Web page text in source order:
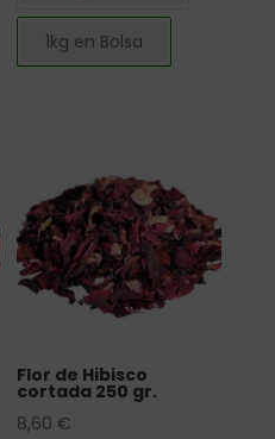
1kg en Bolsa
Flor de Hibisco
cortada 250 gr.
8,60 €